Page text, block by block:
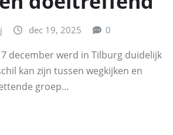
dec 19, 2025 0
december werd in Tilburg duidelijk
kan zijn tussen wegkijken en
groep…